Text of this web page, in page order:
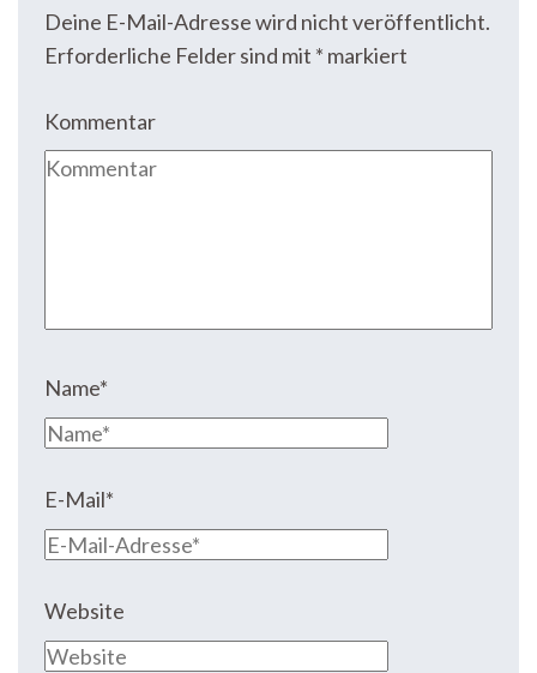
Deine E-Mail-Adresse wird nicht veröffentlicht.
Erforderliche Felder sind mit * markiert
Kommentar
Name*
E-Mail*
Website